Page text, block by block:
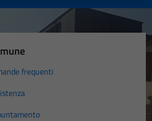
frequenti